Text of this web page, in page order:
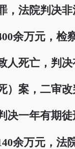
，法院判决
余万元，检
人死亡，判
）案，二审
决一年有期徒
余万元，法